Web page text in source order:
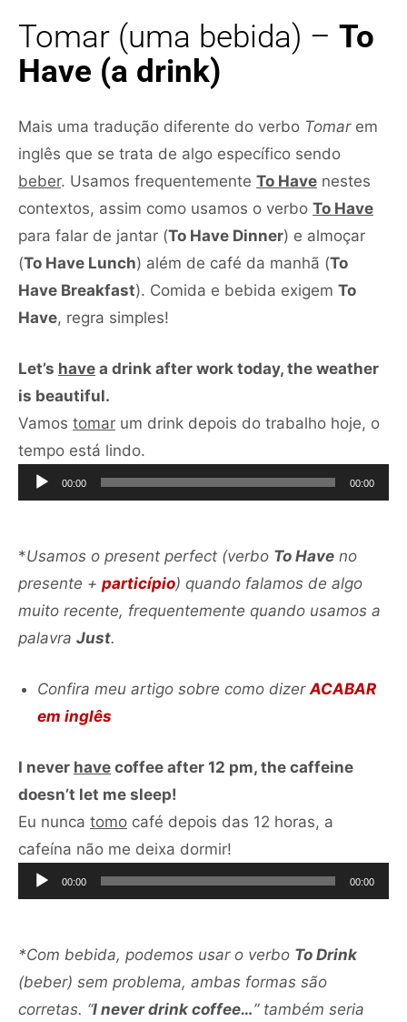
Tomar (uma bebida) – To
Have (a drink)
Mais uma tradução diferente do verbo Tomarem
inglês que se trata de algo específico sendo
beber. Usamos frequentemente To Have nestes
contextos, assim como usamos o verbo To Have
para falar de jantar (To Have Dinner) e almoçar
(To Have Lunch) além de café da manhã (To
Have Breakfast). Comida e bebida exigem To
Have, regra simples!
Let’s have a drink after work today, the weather
is beautiful.
Vamos tomar um drink depois do trabalho hoje, o
tempo está lindo.
de
áudio
00:00 00:00
*Usamos o present perfect (verbo To Have no
presente + particípio) quando falamos de algo
muito recente, frequentemente quando usamos a
palavra Just.
Confira meu artigo sobre como dizer ACABAR
em inglês
I never have coffee after 12 pm, the caffeine
doesn’t let me sleep!
Eu nunca tomo café depois das 12 horas, a
cafeína não me deixa dormir!
de
áudio
00:00 00:00
*Com bebida, podemos usar o verbo To Drink
(beber) sem problema, ambas formas são
corretas. “I never drink coffee…” também seria